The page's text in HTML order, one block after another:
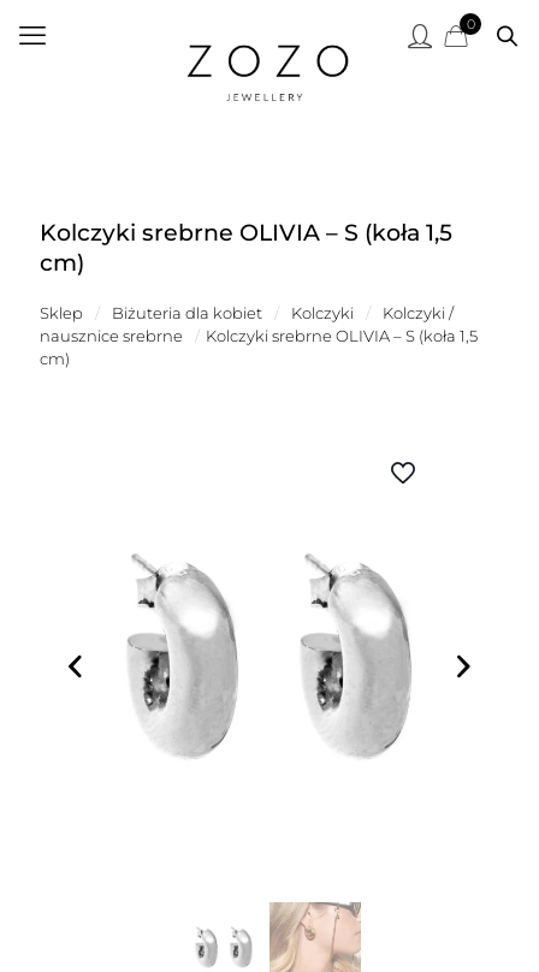
0
Kolczyki srebrne OLIVIA – S (koła 1,5
cm)
Sklep / Biżuteria dla kobiet / Kolczyki /
Kolczyki /
nausznice srebrne
/ Kolczyki srebrne OLIVIA – S (koła 1,5
cm)